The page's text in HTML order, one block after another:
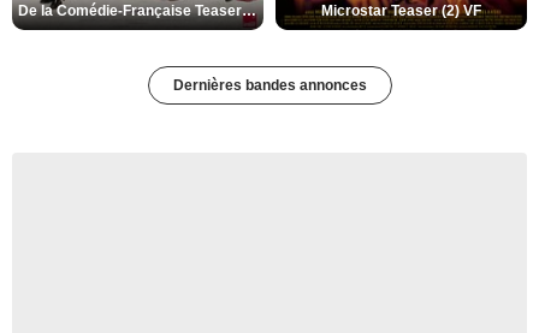
De la Comédie-Française Teaser (3) VF Microstar Teaser (2) VF
Dernières bandes annonces